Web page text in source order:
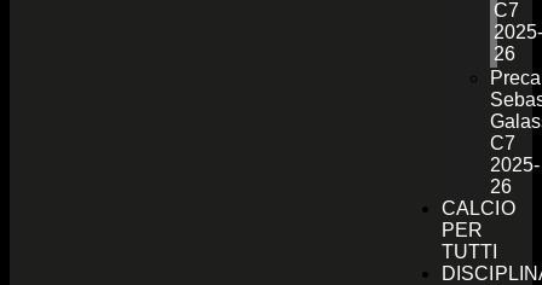
C7
2025-
26
C7
2025-
26
CALCIO
PER
TUTTI